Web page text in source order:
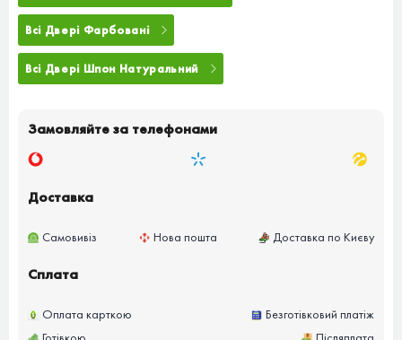
Всі Двері Фарбовані
Всі Двері Шпон Натуральний
Замовляйте за телефонами
Доставка
Самовивіз Нова пошта Доставка по Києву
Сплата
Оплата карткою
Безготівковий платіж